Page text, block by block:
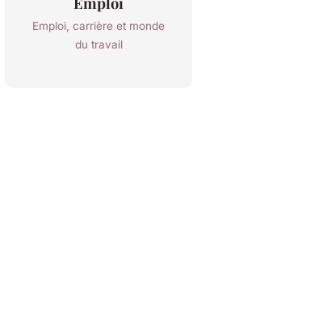
Emploi, carrière et monde
du travail